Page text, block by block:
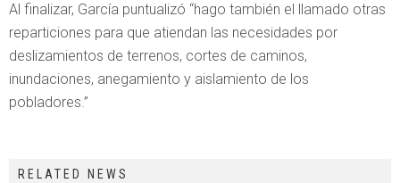
Al finalizar, García puntualizó “hago también el llamado otras
reparticiones para que atiendan las necesidades por
deslizamientos de terrenos, cortes de caminos,
inundaciones, anegamiento y aislamiento de los
pobladores.”
RELATED NEWS